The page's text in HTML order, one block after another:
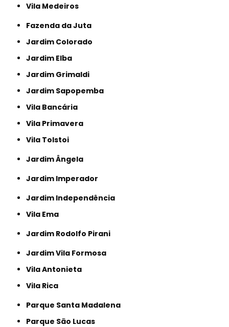
Vila Medeiros
Fazenda da Juta
Jardim Colorado
Jardim Elba
Jardim Grimaldi
Jardim Sapopemba
Vila Bancária
Vila Primavera
Vila Tolstoi
Jardim Ângela
Jardim Imperador
Jardim Independência
Vila Ema
Jardim Rodolfo Pirani
Jardim Vila Formosa
Vila Antonieta
Vila Rica
Parque Santa Madalena
Parque São Lucas